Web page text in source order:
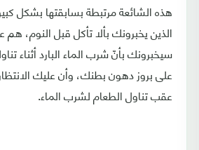
هذه الشائعة مرتبطة بسابقتها بشكل
الذين يخبرونك بألا تأكل قبل النوم، هم
سيخبرونك بأنّ شرب الماء البارد أثناء
على بروز دهون بطنك، وأن عليك
عقب تناول الطعام لشرب الماء.